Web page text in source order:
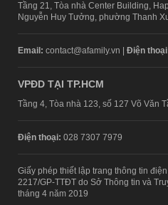
Tầng 21, Tòa nhà Center Building,
Nguyễn Huy Tưởng, phường Thanh
Email: contact@afamily.vn | Điện
VPĐD TẠI TP.HCM
Tầng 4, Tòa nhà 123, số 127 Võ Văn
Điện thoại: 028 7307 7979
Giấy phép thiết lập trang thông tin
2217/GP-TTĐT do Sở Thông tin và
tháng 4 năm 2019